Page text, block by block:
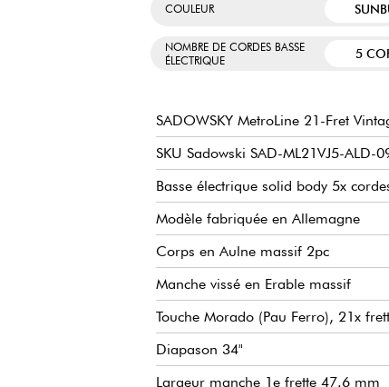
COULEUR
NOMBRE DE CORDES BASSE
ÉLECTRIQUE
5
SADOWSKY MetroLine 21-Fret
SKU Sadowski SAD-ML21VJ5-ALD-
Basse électrique solid body 5x
Modèle fabriquée en Allemagne
Corps en Aulne massif 2pc
Manche vissé en Erable massif
Touche Morado (Pau Ferro), 21x
Diapason 34"
Largeur manche 1e frette 47.6 mm